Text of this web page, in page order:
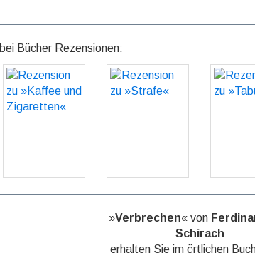
bei Bücher Rezensionen:
Rezension zu
»Kaffee und
Zigaretten«
Rezension zu
»Strafe«
»Verbrechen« von
Schirach
erhalten Sie im örtlichen